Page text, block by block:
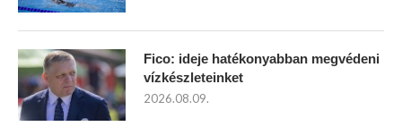
Fico: ideje hatékonyabban megvédeni
vízkészleteinket
2026.08.09.